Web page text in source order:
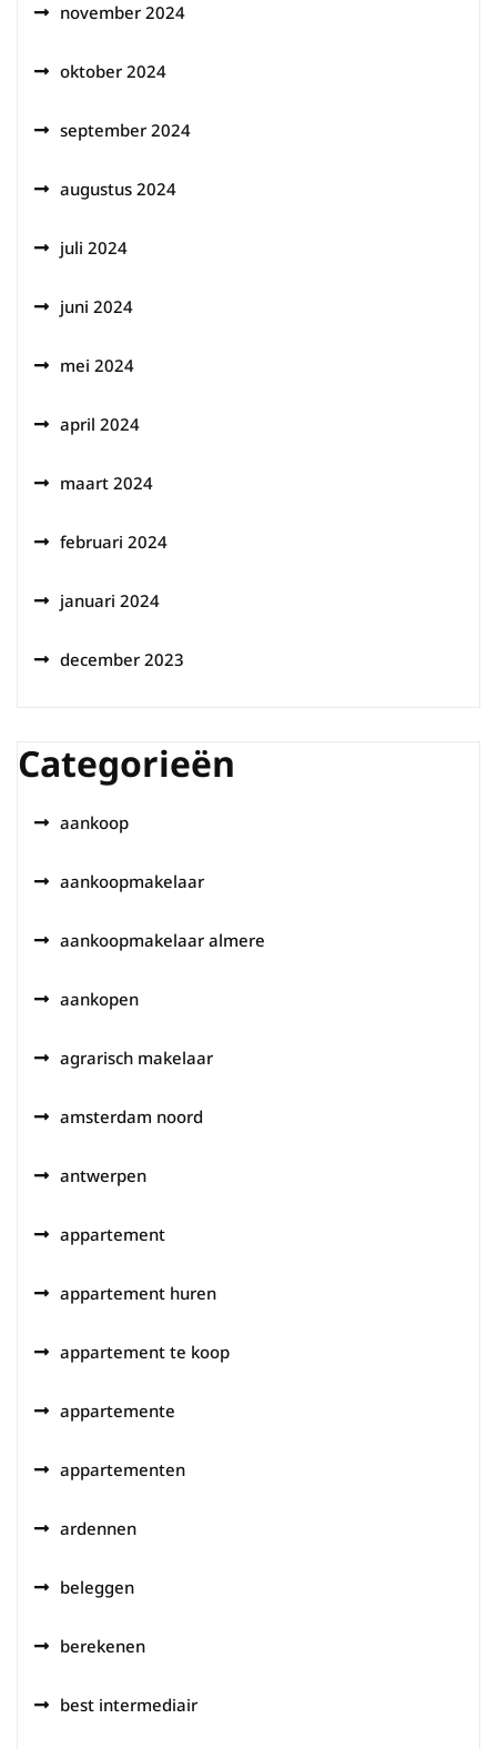
november 2024
oktober 2024
september 2024
augustus 2024
juli 2024
juni 2024
mei 2024
april 2024
maart 2024
februari 2024
januari 2024
december 2023
Categorieën
aankoop
aankoopmakelaar
aankoopmakelaar almere
aankopen
agrarisch makelaar
amsterdam noord
antwerpen
appartement
appartement huren
appartement te koop
appartemente
appartementen
ardennen
beleggen
berekenen
best intermediair